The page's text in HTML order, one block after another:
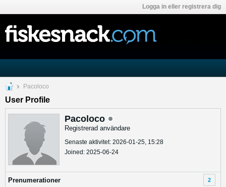
Logga in eller registrera dig
Pacoloco
User Profile
Pacoloco
Registrerad användare
Senaste aktivitet: 2026-01-25, 15:28
Joined: 2025-06-24
Prenumerationer 2